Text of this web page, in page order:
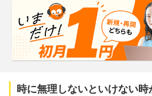
時に無理しないといけない